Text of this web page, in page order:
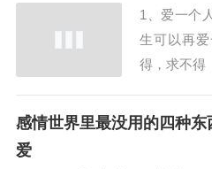
1、爱一个
生可以再
得，求不得
己爱人见到
感情世界里最没用的四种
爱